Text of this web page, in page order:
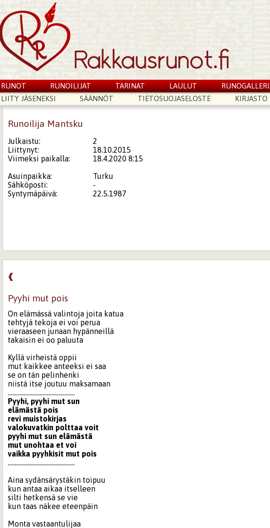
RUNOT RUNOILIJAT TARINAT LAULUT
LIITY JÄSENEKSI
SÄÄNNÖT TIETOSUOJASELOSTE KIRJASTO
Runoilija Mantsku
Julkaistu:
2
Liittynyt:
18.10.2015
Viimeksi paikalla:
18.4.2020 8:15
Asuinpaikka:
Turku
Sähköposti:
-
Syntymäpäivä:
22.5.1987
❰
Pyyhi mut pois
On elämässä valintoja joita katua
tehtyjä tekoja ei voi perua
vieraaseen junaan hypänneillä
takaisin ei oo paluuta
Kyllä virheistä oppii
mut kaikkee anteeksi ei saa
se on tän pelinhenki
niistä itse joutuu maksamaan
..............................................
Pyyhi, pyyhi mut sun
elämästä pois
revi muistokirjas
valokuvatkin polttaa voit
pyyhi mut sun elämästä
mut unohtaa et voi
vaikka pyyhkisit mut pois
..............................................
Aina sydänsärystäkin toipuu
kun antaa aikaa itselleen
silti hetkensä se vie
kun taas näkee eteenpäin
Monta vastaantulijaa